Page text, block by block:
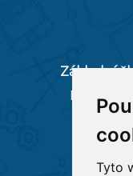
Tyto
Základní
Pěší 66/